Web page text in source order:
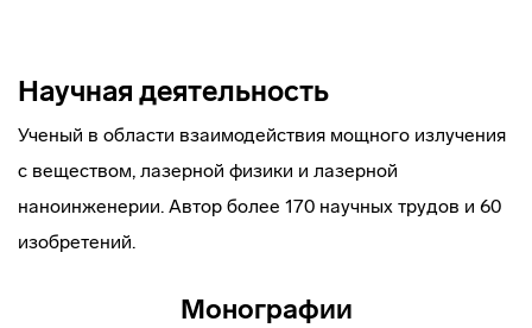
Научная деятельность
Ученый в области взаимодействия мощного излучения
с веществом, лазерной физики и лазерной
наноинженерии. Автор более 170 научных трудов и 60
изобретений.
Монографии